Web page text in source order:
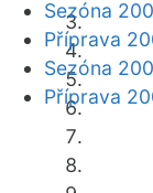
Sezóna
Příprava
Sezóna
Příprava